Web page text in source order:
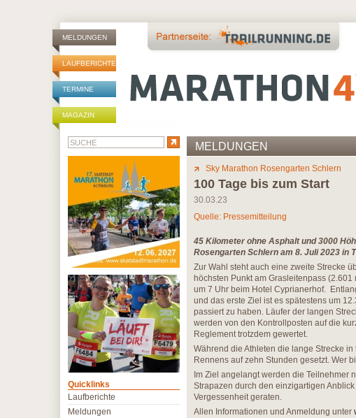
MELDUNGEN
LAUFBERICHTE
TERMINE
MAGAZIN
MELDUNGEN
Sky Marathon Rosengarten Schlern
100 Tage bis zum Start
30.03.23
Quelle: Pressemitteilung
45 Kilometer ohne Asphalt und 3000
Rosengarten Schlern am 8. Juli 2023 in
Zur Wahl steht auch eine zweite Strecke
höchsten Punkt am Grasleitenpass
um 7 Uhr beim Hotel Cyprianerhof.
und das erste Ziel ist es spätestens um
passiert zu haben. Läufer der langen
werden von den Kontrollposten auf die
Reglement trotzdem gewertet.
Während die Athleten die lange Strecke
Rennens auf zehn Stunden gesetzt. Wer
Im Ziel angelangt werden die Teilnehmer
Strapazen durch den einzigartigen
Vergessenheit geraten.
Allen Informationen und Anmeldung unter
Quicklinks
Laufberichte
Meldungen